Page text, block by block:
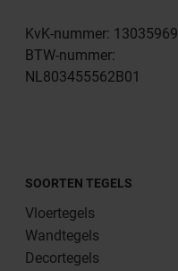
KvK-nummer: 13035969
BTW-nummer:
NL803455562B01
SOORTEN TEGELS
Vloertegels
Wandtegels
Decortegels